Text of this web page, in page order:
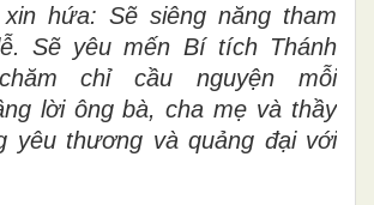
xin hứa: Sẽ siêng năng tham
Sẽ yêu mến Bí tích Thánh
chỉ cầu nguyện mỗi
lời ông bà, cha mẹ và thầy
yêu thương và quảng đại với